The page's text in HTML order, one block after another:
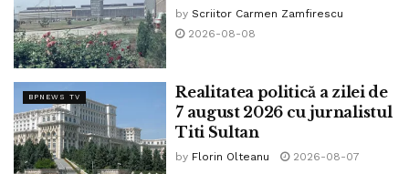
by Scriitor Carmen Zamfirescu
2026-08-08
BPNEWS TV
Realitatea politică a zilei de
7 august 2026 cu jurnalistul
Titi Sultan
by Florin Olteanu 2026-08-07